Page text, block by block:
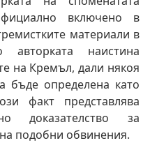
включено в
материали в
авторката наистина
на Кремъл, дали някоя
бъде определена като
факт представлява
доказателство за
подобни обвинения.